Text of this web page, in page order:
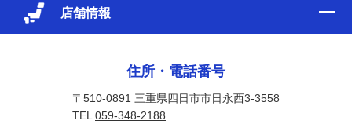
店舗情報
住所・電話番号
〒510-0891 三重県四日市市日永西3-3558
TEL 059-348-2188